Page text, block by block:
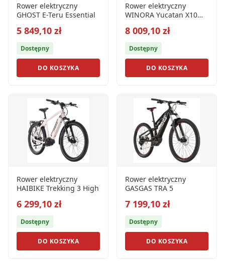
Rower elektryczny
GHOST E-Teru Essential
5 849,10 zł
Dostępny
DO KOSZYKA
Rower elektryczny
WINORA Yucatan X10
8 009,10 zł
Dostępny
DO KOSZYKA
Rower elektryczny
HAIBIKE Trekking 3 High
6 299,10 zł
Dostępny
DO KOSZYKA
Rower elektryczny
GASGAS TRA 5
7 199,10 zł
Dostępny
DO KOSZYKA